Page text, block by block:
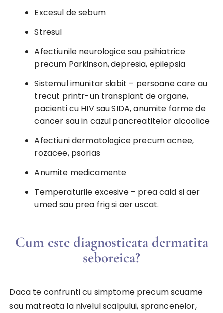
Excesul de sebum
Stresul
Afectiunile neurologice sau psihiatrice
precum Parkinson, depresia, epilepsia
Sistemul imunitar slabit – persoane care au
trecut printr-un transplant de organe,
pacienti cu HIV sau SIDA, anumite forme de
cancer sau in cazul pancreatitelor alcoolice
Afectiuni dermatologice precum acnee,
rozacee, psorias
Anumite medicamente
Temperaturile excesive – prea cald si aer
umed sau prea frig si aer uscat.
Cum este diagnosticata dermatita
seboreica?
Daca te confrunti cu simptome precum scuame
sau matreata la nivelul scalpului, sprancenelor,